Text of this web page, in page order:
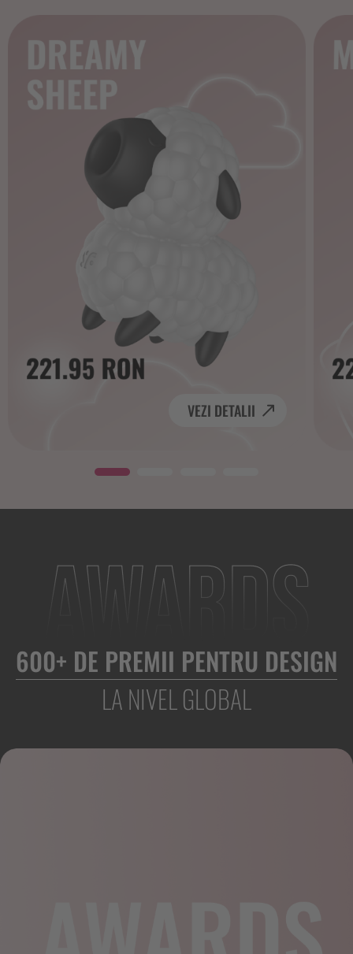
VEZI DETALII
600+ DE PREMII PENTRU DESIGN
LA NIVEL GLOBAL